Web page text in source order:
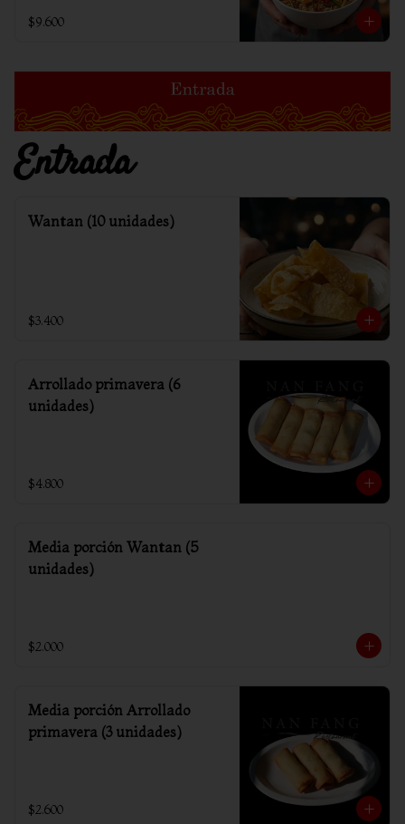
$9.600
Entrada
Wantan (10 unidades)
$3.400
Arrollado primavera (6
unidades)
$4.800
Media porción Wantan (5
unidades)
$2.000
Media porción Arrollado
primavera (3 unidades)
$2.600